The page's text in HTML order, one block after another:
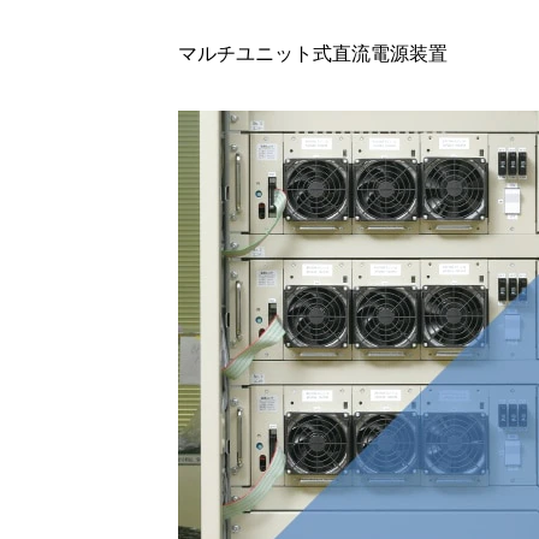
マルチユニット式直流電源装置